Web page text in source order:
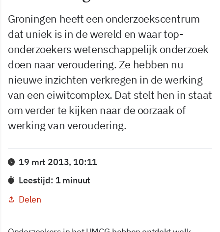
Groningen heeft een onderzoekscentrum
dat uniek is in de wereld en waar top-
onderzoekers wetenschappelijk onderzoek
doen naar veroudering. Ze hebben nu
nieuwe inzichten verkregen in de werking
van een eiwitcomplex. Dat stelt hen in staat
om verder te kijken naar de oorzaak of
werking van veroudering.
19 mrt 2013, 10:11
Leestijd: 1 minuut
Delen